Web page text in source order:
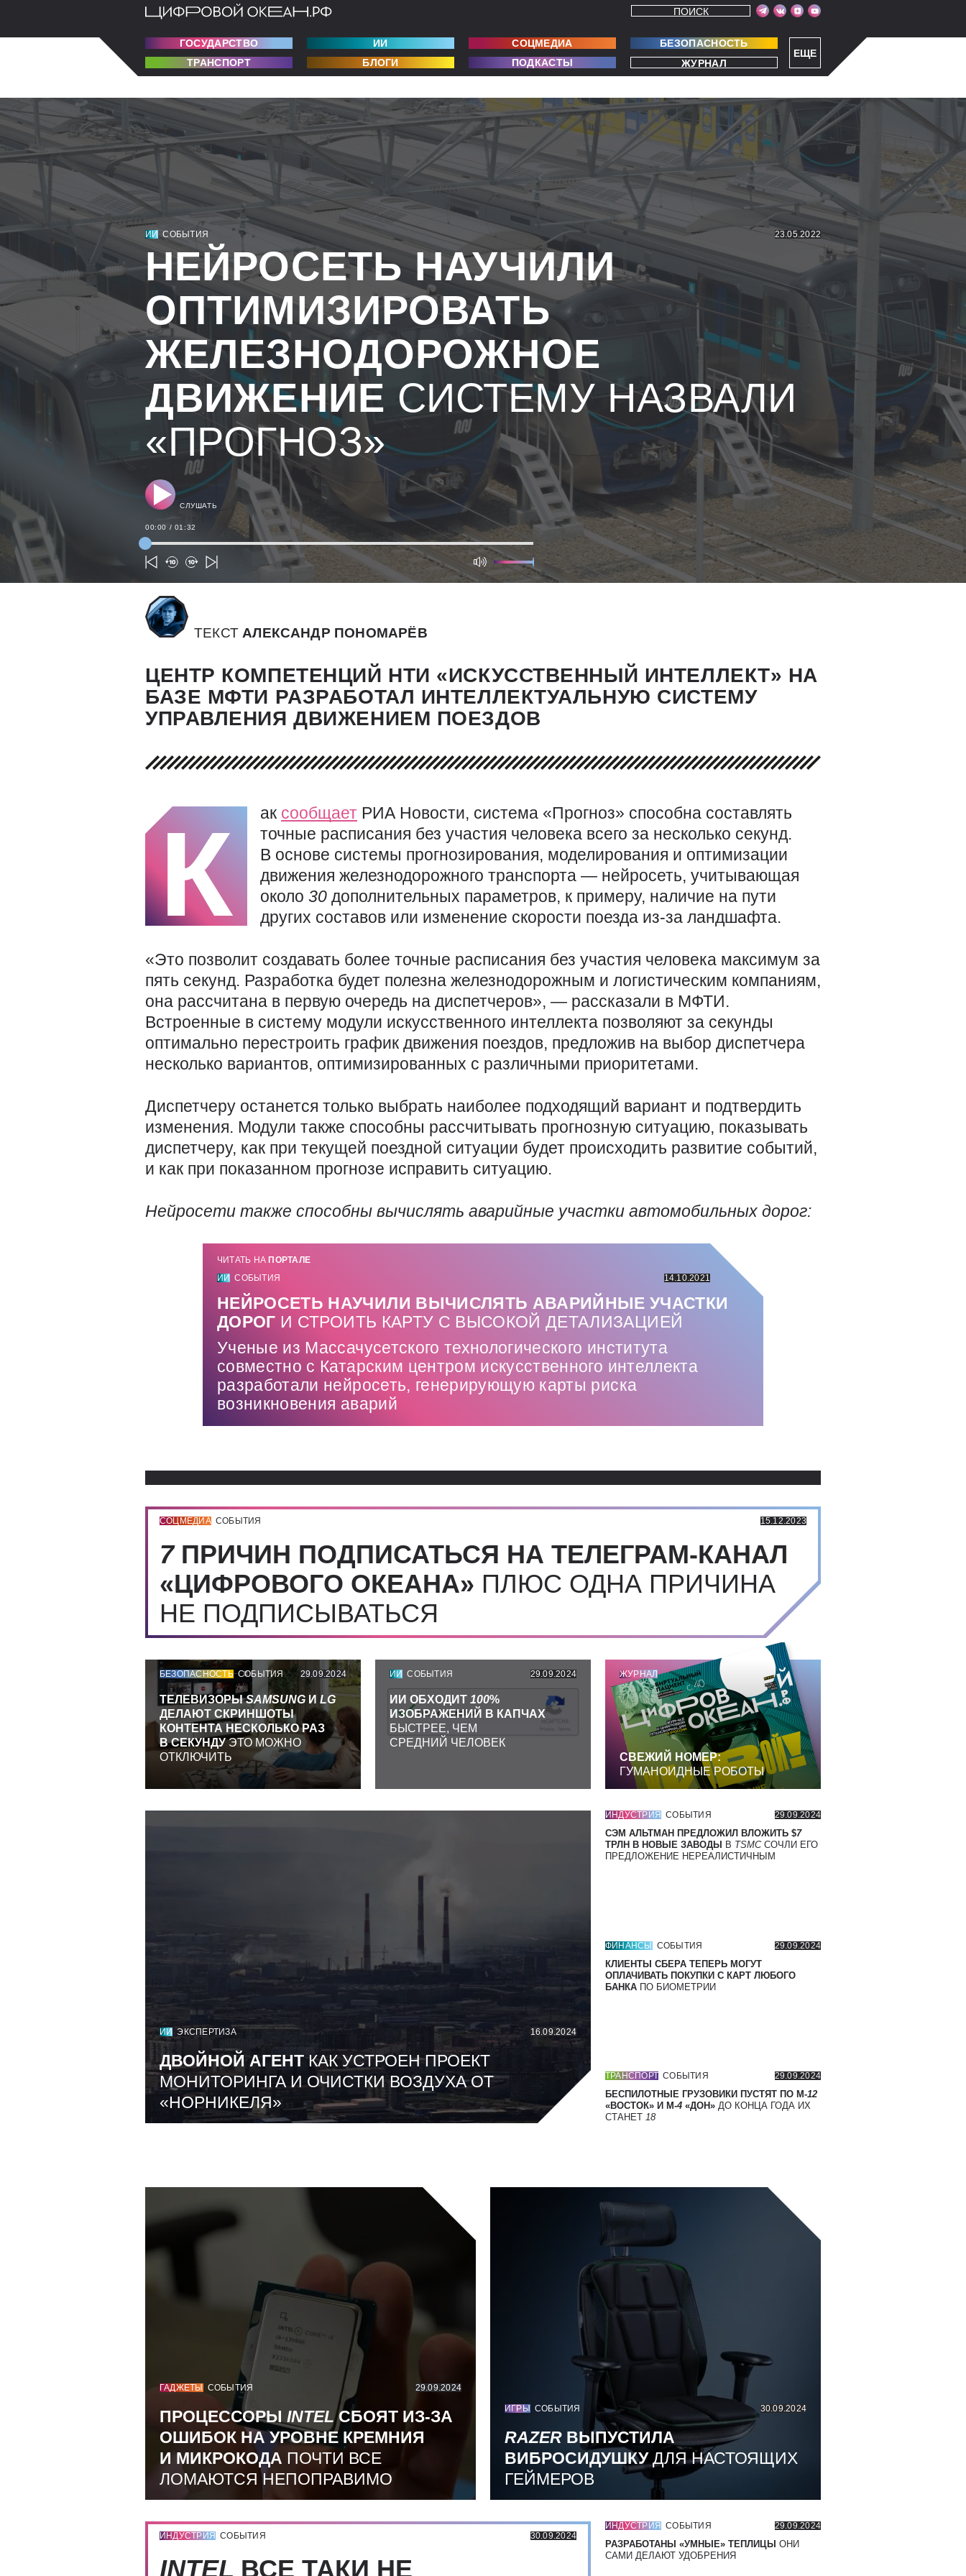
ЕЩЕ
ПОИСК
ГОСУДАРСТВО ИИ СОЦМЕДИА
БЕЗОПАСНОСТЬ
ТРАНСПОРТ
БЛОГИ ПОДКАСТЫ ЖУРНАЛ
ИИ СОБЫТИЯ 23.05.2022
НЕЙРОСЕТЬ НАУЧИЛИ
ОПТИМИЗИРОВАТЬ
ЖЕЛЕЗНОДОРОЖНОЕ
ДВИЖЕНИЕ СИСТЕМУ НАЗВАЛИ
«ПРОГНОЗ»
СЛУШАТЬ
00:00 / 01:32
ТЕКСТ АЛЕКСАНДР ПОНОМАРЁВ
ЦЕНТР КОМПЕТЕНЦИЙ НТИ «ИСКУССТВЕННЫЙ ИНТЕЛЛЕКТ» НА
БАЗЕ МФТИ РАЗРАБОТАЛ ИНТЕЛЛЕКТУАЛЬНУЮ СИСТЕМУ
УПРАВЛЕНИЯ ДВИЖЕНИЕМ ПОЕЗДОВ
К ак сообщает РИА Новости, система «Прогноз» способна составлять
точные расписания без участия человека всего за несколько секунд.
В основе системы прогнозирования, моделирования и оптимизации
движения железнодорожного транспорта — нейросеть, учитывающая
около 30 дополнительных параметров, к примеру, наличие на пути
других составов или изменение скорости поезда из-за ландшафта.
«Это позволит создавать более точные расписания без участия человека максимум за
пять секунд. Разработка будет полезна железнодорожным и логистическим компаниям,
она рассчитана в первую очередь на диспетчеров», — рассказали в МФТИ.
Встроенные в систему модули искусственного интеллекта позволяют за секунды
оптимально перестроить график движения поездов, предложив на выбор диспетчера
несколько вариантов, оптимизированных с различными приоритетами.
Диспетчеру останется только выбрать наиболее подходящий вариант и подтвердить
изменения. Модули также способны рассчитывать прогнозную ситуацию, показывать
диспетчеру, как при текущей поездной ситуации будет происходить развитие событий,
и как при показанном прогнозе исправить ситуацию.
Нейросети также способны вычислять аварийные участки автомобильных дорог:
ЧИТАТЬ НА ПОРТАЛЕ
ИИ
СОБЫТИЯ 14.10.2021
НЕЙРОСЕТЬ НАУЧИЛИ ВЫЧИСЛЯТЬ АВАРИЙНЫЕ УЧАСТКИ
ДОРОГ И СТРОИТЬ КАРТУ С ВЫСОКОЙ ДЕТАЛИЗАЦИЕЙ
Ученые из Массачусетского технологического института
совместно с Катарским центром искусственного интеллекта
разработали нейросеть, генерирующую карты риска
возникновения аварий
СОЦМЕДИА СОБЫТИЯ 15.12.2023
7 ПРИЧИН ПОДПИСАТЬСЯ НА ТЕЛЕГРАМ-КАНАЛ
«ЦИФРОВОГО ОКЕАНА» ПЛЮС ОДНА ПРИЧИНА
НЕ ПОДПИСЫВАТЬСЯ
БЕЗОПАСНОСТЬ СОБЫТИЯ 29.09.2024
ТЕЛЕВИЗОРЫSAMSUNG И LG
ДЕЛАЮТ СКРИНШОТЫ
КОНТЕНТА НЕСКОЛЬКО РАЗ
В СЕКУНДУЭТО МОЖНО
ОТКЛЮЧИТЬ
ИИ СОБЫТИЯ 29.09.2024
ИИ ОБХОДИТ 100%
ИЗОБРАЖЕНИЙ В КАПЧАХ
БЫСТРЕЕ, ЧЕМ
СРЕДНИЙ ЧЕЛОВЕК
ЖУРНАЛ
СВЕЖИЙ НОМЕР:
ГУМАНОИДНЫЕ РОБОТЫ
ИИ ЭКСПЕРТИЗА 16.09.2024
ДВОЙНОЙ АГЕНТКАК УСТРОЕН ПРОЕКТ
МОНИТОРИНГА И ОЧИСТКИ ВОЗДУХА ОТ
«НОРНИКЕЛЯ»
ИНДУСТРИЯ СОБЫТИЯ 29.09.2024
СЭМ АЛЬТМАН ПРЕДЛОЖИЛ ВЛОЖИТЬ $7
ТРЛН В НОВЫЕ ЗАВОДЫ
В TSMC СОЧЛИ ЕГО
ПРЕДЛОЖЕНИЕ НЕРЕАЛИСТИЧНЫМ
ФИНАНСЫ СОБЫТИЯ 29.09.2024
КЛИЕНТЫ СБЕРА ТЕПЕРЬ МОГУТ
ОПЛАЧИВАТЬ ПОКУПКИ С КАРТ ЛЮБОГО
БАНКА ПО БИОМЕТРИИ
ТРАНСПОРТ СОБЫТИЯ 29.09.2024
БЕСПИЛОТНЫЕ ГРУЗОВИКИ ПУСТЯТ ПО М-12
«ВОСТОК» И М-4 «ДОН» ДО КОНЦА ГОДА ИХ
СТАНЕТ 18
ГАДЖЕТЫ СОБЫТИЯ 29.09.2024
ПРОЦЕССОРЫ INTELСБОЯТ ИЗ-ЗА
ОШИБОК НА УРОВНЕ КРЕМНИЯ
И МИКРОКОДА ПОЧТИ ВСЕ
ЛОМАЮТСЯ НЕПОПРАВИМО
ИГРЫ СОБЫТИЯ 30.09.2024
RAZER ВЫПУСТИЛА
ВИБРОСИДУШКУДЛЯ НАСТОЯЩИХ
ГЕЙМЕРОВ
ИНДУСТРИЯ СОБЫТИЯ 30.09.2024
INTEL ВСЕ ТАКИ НЕ
ИНДУСТРИЯ СОБЫТИЯ 29.09.2024
РАЗРАБОТАНЫ «УМНЫЕ» ТЕПЛИЦЫ ОНИ
САМИ ДЕЛАЮТ УДОБРЕНИЯ